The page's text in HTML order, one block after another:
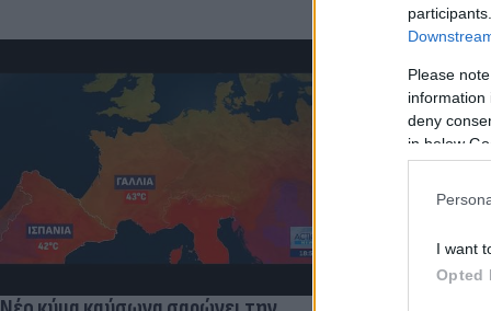
Please
information
deny
in below
I want
Opted
Σαλάχ -
της